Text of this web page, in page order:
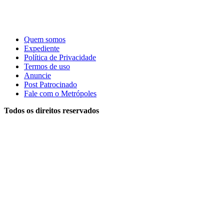
Quem somos
Expediente
Política de Privacidade
Termos de uso
Anuncie
Post Patrocinado
Fale com o Metrópoles
Todos os direitos reservados